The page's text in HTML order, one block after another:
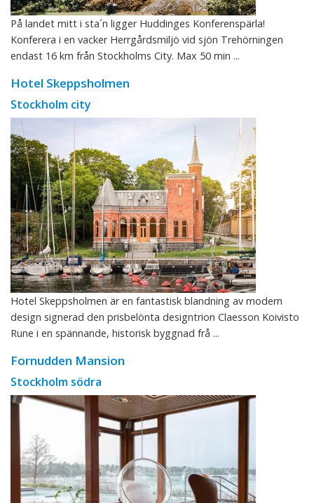
På landet mitt i sta´n ligger Huddinges Konferenspärla!
Konferera i en vacker Herrgårdsmiljö vid sjön Trehörningen
endast 16 km från Stockholms City. Max 50 min ...
Hotel Skeppsholmen
Stockholm city
Hotel Skeppsholmen är en fantastisk blandning av modern
design signerad den prisbelönta designtrion Claesson Koivisto
Rune i en spännande, historisk byggnad frå ...
Fornudden Mansion
Stockholm södra